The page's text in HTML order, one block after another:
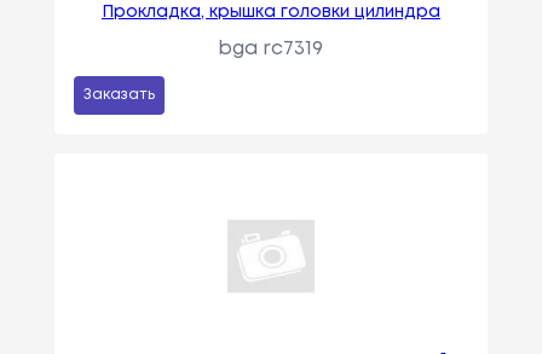
Прокладка, крышка головки цилиндра
bga rc7319
Заказать